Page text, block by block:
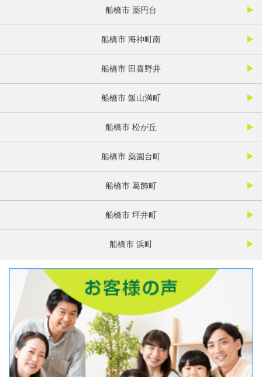
船橋市 薬円台
船橋市 海神町南
船橋市 田喜野井
船橋市 飯山満町
船橋市 松が丘
船橋市 薬園台町
船橋市 葛飾町
船橋市 坪井町
船橋市 浜町